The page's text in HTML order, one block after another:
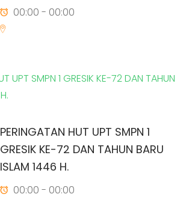
00:00 - 00:00
PERINGATAN HUT UPT SMPN 1
GRESIK KE-72 DAN TAHUN BARU
ISLAM 1446 H.
00:00 - 00:00